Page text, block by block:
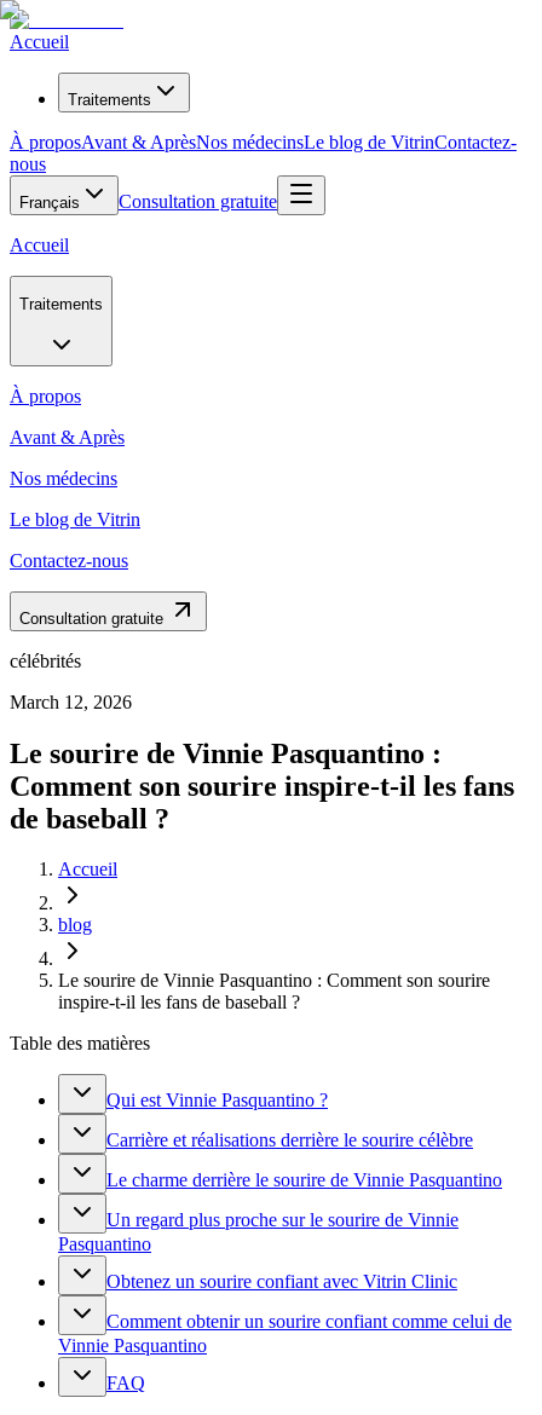
Accueil
Traitements
À proposAvant & AprèsNos médecinsLe blog de VitrinContactez-
nous
Français Consultation gratuite
Accueil
Traitements
À propos
Avant & Après
Nos médecins
Le blog de Vitrin
Contactez-nous
Consultation gratuite
célébrités
March 12, 2026
Le sourire de Vinnie Pasquantino :
Comment son sourire inspire-t-il les fans
de baseball ?
Accueil
blog
Le sourire de Vinnie Pasquantino : Comment son sourire
inspire-t-il les fans de baseball ?
Table des matières
Qui est Vinnie Pasquantino ?
Carrière et réalisations derrière le sourire célèbre
Le charme derrière le sourire de Vinnie Pasquantino
Un regard plus proche sur le sourire de Vinnie
Pasquantino
Obtenez un sourire confiant avec Vitrin Clinic
Comment obtenir un sourire confiant comme celui de
Vinnie Pasquantino
FAQ